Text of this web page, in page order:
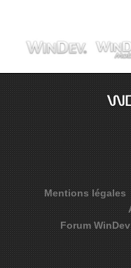
Mentions légales
Forum